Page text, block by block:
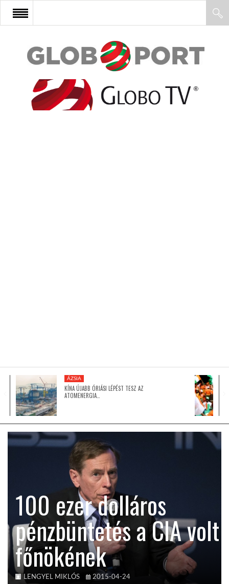
FŐOLDAL
AFRIKA
GLOBOTV BP
HÍR3D
TROPICALMAGAZIN
GLOBOTV
AFRIKA TUDÁSTÁR
A NAP SZÉPE
ÁZSIA
KÍNA ÚJABB ÓRIÁSI LÉPÉST TESZ AZ
ATOMENERGIA…
100 ezer dolláros
pénzbüntetés a CIA volt
főnökének
LENGYEL MIKLÓS 2015-04-24